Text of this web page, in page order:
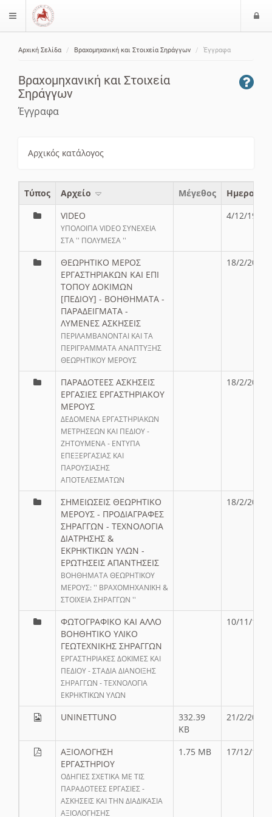
$langMenu
Αρχική Σελίδα Βραχομηχανική και Στοιχεία Σηράγγων Έγγραφα
Βραχομηχανική και Στοιχεία
Σηράγγων
Έγγραφα
Αρχικός κατάλογος
Τύπος Aρχείο Μέγεθος
VIDEO
ΥΠΟΛΟΙΠΑ VIDEO ΣΥΝΕΧΕΙΑ
ΣΤΑ '' ΠΟΛΥΜΕΣΑ ''
4/12/19
ΘΕΩΡΗΤΙΚΟ ΜΕΡΟΣ
ΕΡΓΑΣΤΗΡΙΑΚΩΝ ΚΑΙ ΕΠΙ
ΤΟΠΟΥ ΔΟΚΙΜΩΝ
[ΠΕΔΙΟΥ] - ΒΟΗΘΗΜΑΤΑ -
ΠΑΡΑΔΕΙΓΜΑΤΑ -
ΛΥΜΕΝΕΣ ΑΣΚΗΣΕΙΣ
ΠΕΡΙΛΑΜΒΑΝΟΝΤΑΙ ΚΑΙ ΤΑ
ΠΕΡΙΓΡΑΜΜΑΤΑ ΑΝΑΠΤΥΞΗΣ
ΘΕΩΡΗΤΙΚΟΥ ΜΕΡΟΥΣ
18/2/20
ΠΑΡΑΔΟΤΕΕΣ ΑΣΚΗΣΕΙΣ
ΕΡΓΑΣΙΕΣ ΕΡΓΑΣΤΗΡΙΑΚΟΥ
ΜΕΡΟΥΣ
ΔΕΔΟΜΕΝΑ ΕΡΓΑΣΤΗΡΙΑΚΩΝ
ΜΕΤΡΗΣΕΩΝ ΚΑΙ ΠΕΔΙΟΥ -
ΖΗΤΟΥΜΕΝΑ - ΕΝΤΥΠΑ
ΕΠΕΞΕΡΓΑΣΙΑΣ ΚΑΙ
ΠΑΡΟΥΣΙΑΣΗΣ
ΑΠΟΤΕΛΕΣΜΑΤΩΝ
18/2/20
ΣΗΜΕΙΩΣΕΙΣ ΘΕΩΡΗΤΙΚΟ
ΜΕΡΟΥΣ - ΠΡΟΔΙΑΓΡΑΦΕΣ
ΣΗΡΑΓΓΩΝ - ΤΕΧΝΟΛΟΓΙΑ
ΔΙΑΤΡΗΣΗΣ &
ΕΚΡΗΚΤΙΚΩΝ ΥΛΩΝ -
ΕΡΩΤΗΣΕΙΣ ΑΠΑΝΤΗΣΕΙΣ
ΒΟΗΘΗΜΑΤΑ ΘΕΩΡΗΤΙΚΟΥ
ΜΕΡΟΥΣ: '' ΒΡΑΧΟΜΗΧΑΝΙΚΗ &
ΣΤΟΙΧΕΙΑ ΣΗΡΑΓΓΩΝ ''
18/2/20
ΦΩΤΟΓΡΑΦΙΚΟ ΚΑΙ ΑΛΛΟ
ΒΟΗΘΗΤΙΚΟ ΥΛΙΚΟ
ΓΕΩΤΕΧΝΙΚΗΣ ΣΗΡΑΓΓΩΝ
ΕΡΓΑΣΤΗΡΙΑΚΕΣ ΔΟΚΙΜΕΣ ΚΑΙ
ΠΕΔΙΟΥ - ΣΤΑΔΙΑ ΔΙΑΝΟΙΞΗΣ
ΣΗΡΑΓΓΩΝ - ΤΕΧΝΟΛΟΓΙΑ
ΕΚΡΗΚΤΙΚΩΝ ΥΛΩΝ
10/11/19
UNINETTUNO
332.39
KB
21/2/20
ΑΞΙΟΛΟΓΗΣΗ
ΕΡΓΑΣΤΗΡΙΟΥ
ΟΔΗΓΙΕΣ ΣΧΕΤΙΚΑ ΜΕ ΤΙΣ
ΠΑΡΑΔΟΤΕΕΣ ΕΡΓΑΣΙΕΣ -
ΑΣΚΗΣΕΙΣ ΚΑΙ ΤΗΝ ΔΙΑΔΙΚΑΣΙΑ
ΑΞΙΟΛΟΓΗΣΗΣ
1.75 MB 17/12/19